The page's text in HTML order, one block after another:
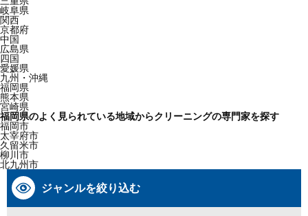
岐阜県
関西
京都府
中国
広島県
四国
愛媛県
九州・沖縄
福岡県
熊本県
宮崎県
福岡県のよく見られている地域からクリーニングの専門家を探す
福岡市
太宰府市
久留米市
柳川市
北九州市
ジャンルを絞り込む